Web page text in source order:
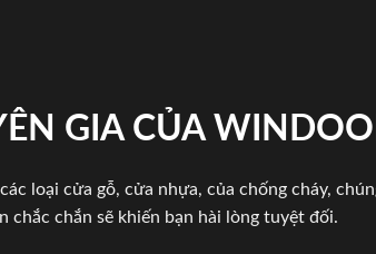
GIA CỦA
loại cửa gỗ, cửa nhựa, của chống cháy,
chắc chắn sẽ khiến bạn hài lòng tuyệt đối.